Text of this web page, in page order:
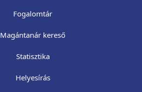
Fogalomtár
Magántanár kereső
Statisztika
Helyesírás